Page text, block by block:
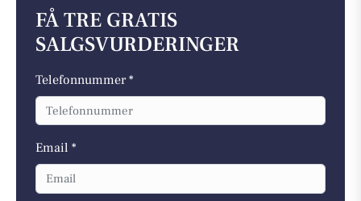
FÅ TRE GRATIS
SALGSVURDERINGER
Telefonnummer *
Email *